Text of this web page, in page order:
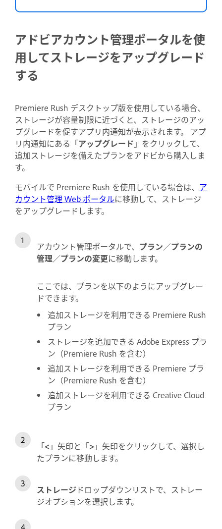
アドビアカウント管理ポータルを使
用してストレージをアップグレード
する
Premiere Rush デスクトップ版を使用している場合、
ストレージが容量制限に近づくと、ストレージのアッ
プグレードを促すアプリ内通知が表示されます。 アプ
リ内通知にある「アップグレード 」をクリックして、
追加ストレージを備えたプランをアドビから購入しま
す。
モバイルで Premiere Rush を使用している場合は、 ア
カウント管理 Web ポータルに移動して、ストレージ
をアップグレードします。
アカウント管理ポータルで、 プラン／プランの
管理／プランの変更に移動します。
ここでは、プランを以下のようにアップグレー
ドできます。
追加ストレージを利用できる Premiere Rush
プラン
ストレージを追加できる Adobe Express プラ
ン（Premiere Rush を含む）
追加ストレージを利用できる Premiere プラ
ン（Premiere Rush を含む）
追加ストレージを利用できる Creative Cloud
プラン
「< 」矢印と「> 」矢印をクリックして、選択し
たプランに移動します。
ストレージ ドロップダウンリストで、ストレー
ジオプションを選択します。